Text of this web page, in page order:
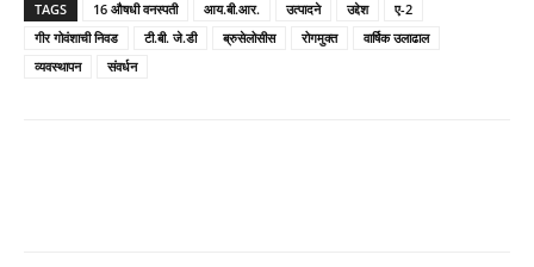
TAGS 16 औषधी वनस्पती आय.बी.आर. उत्पादने उद्देश
ए-2
गीर गोवंशाची निवड
टी.बी. जे.डी ब्रुसेलोसीस रोगमुक्त
वार्षिक उलाढाल
व्यवस्थापन
संवर्धन